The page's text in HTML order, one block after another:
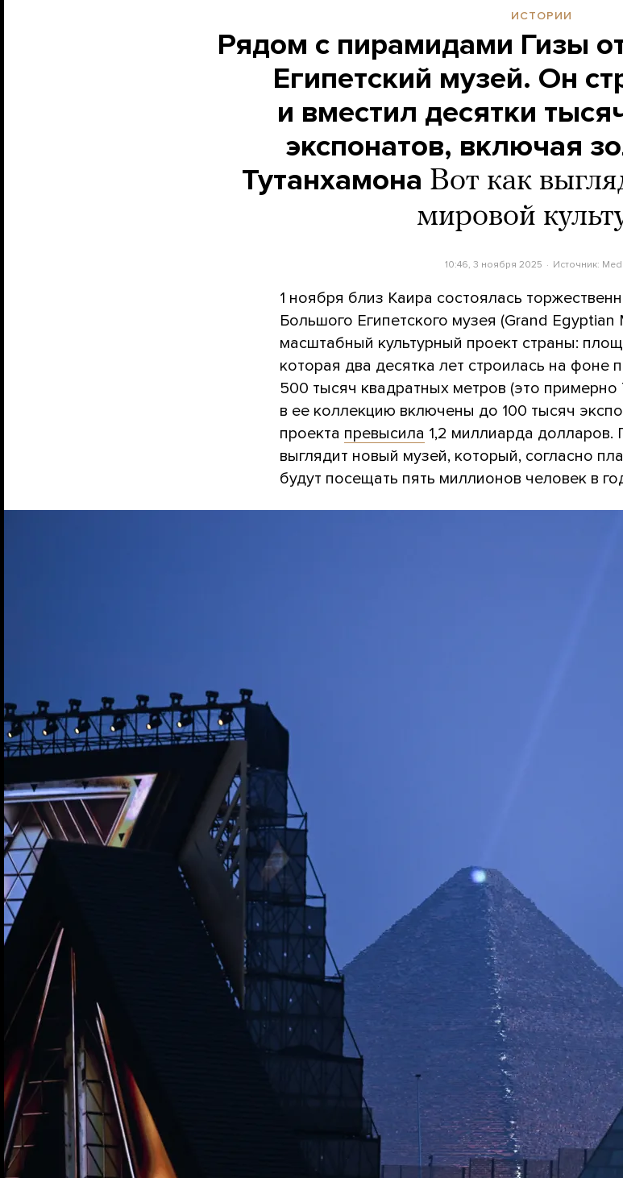
ИСТОРИИ
Рядом с пирамидами Гизы
Египетский музей. Он
и вместил десятки
экспонатов, включая
Тутанхамона Вот как
мировой
10:46, 3 ноября 2025 Источник:
1 ноября близ Каира состоялась
Большого Египетского музея (Grand
масштабный культурный проект страны:
которая два десятка лет строилась на фоне
500 тысяч квадратных метров (это
в ее коллекцию включены до 100 тысяч
проекта превысила 1,2 миллиарда долларов.
выглядит новый музей, который, согласно
будут посещать пять миллионов человек в